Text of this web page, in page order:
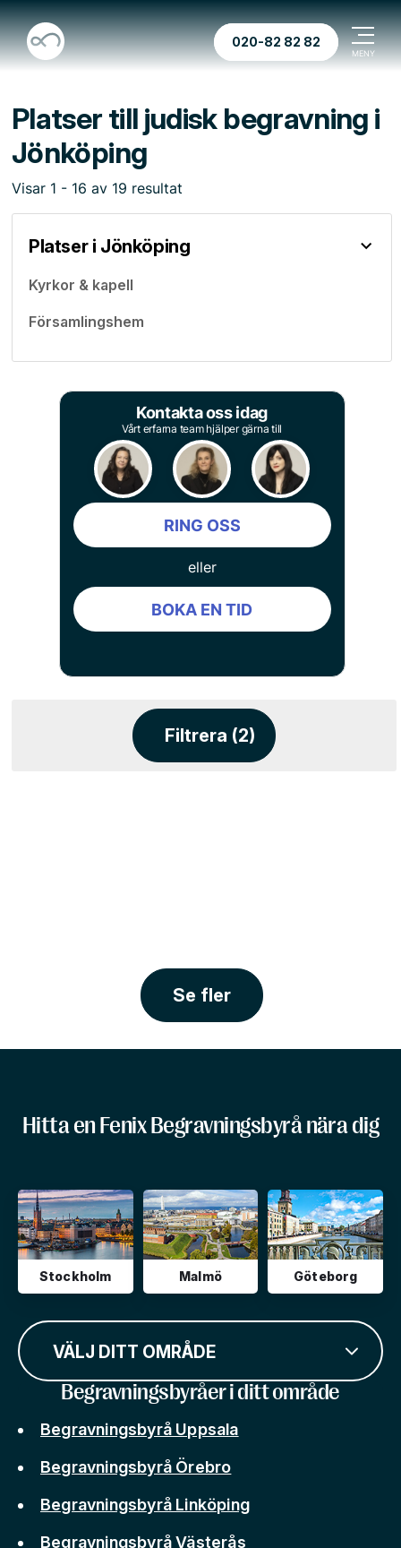
020-82 82 82
Platser till judisk begravning i
Jönköping
Visar 1 - 16 av 19 resultat
Platser i Jönköping
Kyrkor & kapell
Församlingshem
Kontakta oss idag
Vårt erfarna team hjälper gärna till
RING OSS
eller
BOKA EN TID
Filtrera (2)
Se fler
Hitta en Fenix Begravningsbyrå nära dig
Stockholm Malmö Göteborg
VÄLJ DITT OMRÅDE
Begravningsbyråer i ditt område
Begravningsbyrå Uppsala
Begravningsbyrå Örebro
Begravningsbyrå Linköping
Begravningsbyrå Västerås